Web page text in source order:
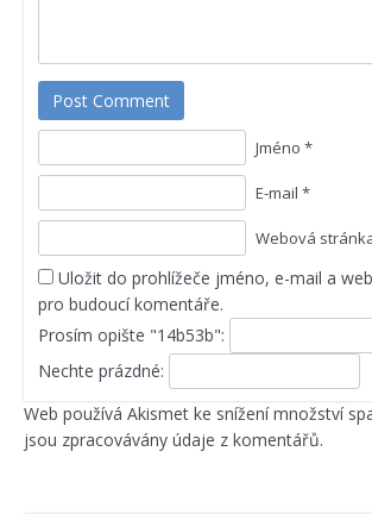
Post Comment
Jméno *
E-mail *
Webová
Uložit do prohlížeče jméno, e-mail a
pro budoucí komentáře.
Prosím opište "14b53b":
Nechte prázdné:
Web používá Akismet ke snížení množství
jsou zpracovávány údaje z komentářů.